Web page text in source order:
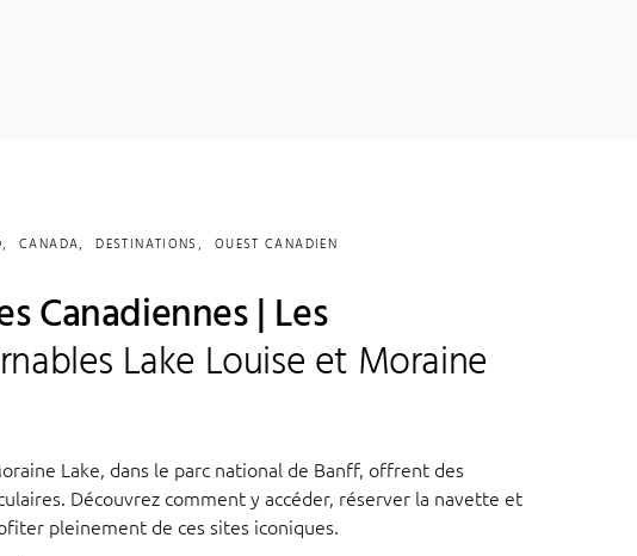
CANADA DESTINATIONS OUEST CANADIEN
Canadiennes | Les
Lake Louise et Moraine
Lake, dans le parc national de Banff, offrent des
Découvrez comment y accéder, réserver la navette et
pleinement de ces sites iconiques.